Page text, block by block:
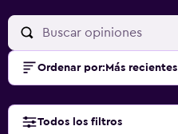
Ordenar por: Más recientes
Todos los filtros